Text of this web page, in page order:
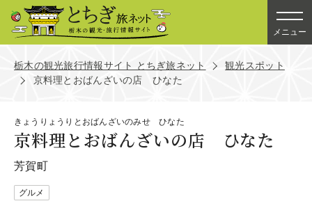
メニュー
栃木の観光旅行情報サイト とちぎ旅ネット
観光スポット
京料理とおばんざいの店 ひなた
きょうりょうりとおばんざいのみせ ひなた
京料理とおばんざいの店 ひなた
芳賀町
グルメ